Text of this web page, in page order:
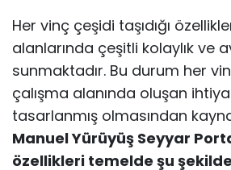
Her vinç çeşidi taşıdığı
alanlarında çeşitli kolaylık ve
sunmaktadır. Bu durum her
çalışma alanında oluşan
tasarlanmış olmasından
Manuel Yürüyüş Seyyar
özellikleri temelde şu